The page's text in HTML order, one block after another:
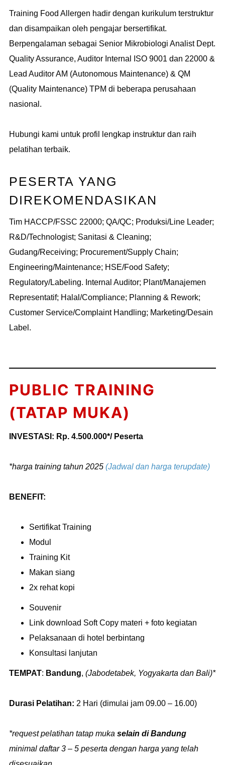
Training Food Allergen hadir dengan kurikulum terstruktur
dan disampaikan oleh pengajar bersertifikat.
Berpengalaman sebagai Senior Mikrobiologi Analist Dept.
Quality Assurance, Auditor Internal ISO 9001 dan 22000 &
Lead Auditor AM (Autonomous Maintenance) & QM
(Quality Maintenance) TPM di beberapa perusahaan
nasional.
Hubungi kami untuk profil lengkap instruktur dan raih
pelatihan terbaik.
PESERTA YANG
DIREKOMENDASIKAN
Tim HACCP/FSSC 22000; QA/QC; Produksi/Line Leader;
R&D/Technologist; Sanitasi & Cleaning;
Gudang/Receiving; Procurement/Supply Chain;
Engineering/Maintenance; HSE/Food Safety;
Regulatory/Labeling. Internal Auditor; Plant/Manajemen
Representatif; Halal/Compliance; Planning & Rework;
Customer Service/Complaint Handling; Marketing/Desain
Label.
PUBLIC TRAINING
(TATAP MUKA)
INVESTASI: Rp. 4.500.000*/ Peserta
*harga training tahun 2025 (Jadwal dan harga terupdate)
BENEFIT:
Sertifikat Training
Modul
Training Kit
Makan siang
2x rehat kopi
Souvenir
Link download Soft Copy materi + foto kegiatan
Pelaksanaan di hotel berbintang
Konsultasi lanjutan
TEMPAT: Bandung, (Jabodetabek, Yogyakarta dan Bali)*
Durasi Pelatihan: 2 Hari (dimulai jam 09.00 – 16.00)
*request pelatihan tatap muka selain di Bandung
minimal daftar 3 – 5 peserta dengan harga yang telah